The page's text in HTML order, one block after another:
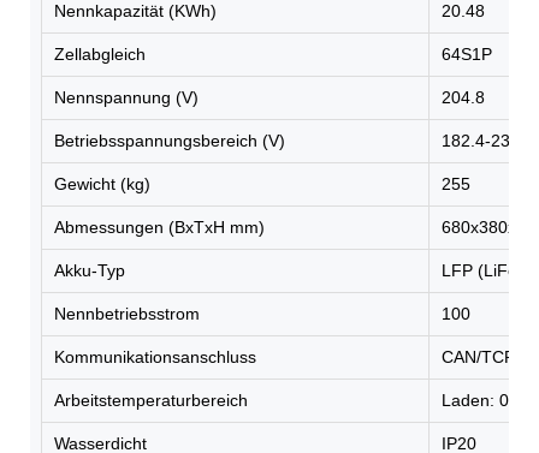
Nennkapazität (KWh) 20.48
Zellabgleich 64S1P
Nennspannung (V) 204.8
Betriebsspannungsbereich (V) 182.4-230.4
Gewicht (kg) 255
Abmessungen (BxTxH mm)
Akku-Typ LFP
Nennbetriebsstrom 100
Kommunikationsanschluss CAN/TCP/IP
Arbeitstemperaturbereich Laden:
Wasserdicht IP20